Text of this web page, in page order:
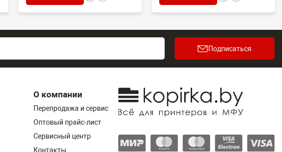
Подписаться
О компании
Перепродажа и сервис
Оптовый прайс-лист
Сервисный центр
Контакты